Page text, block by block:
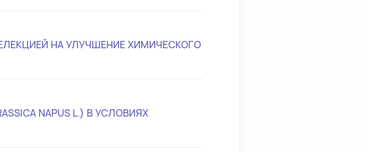
НА УЛУЧШЕНИЕ ХИМИЧЕСКОГО
NAPUS L.) В УСЛОВИЯХ